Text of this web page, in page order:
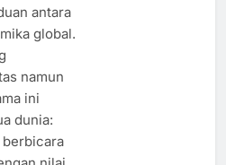
antara
global.
namun
ini
dunia: